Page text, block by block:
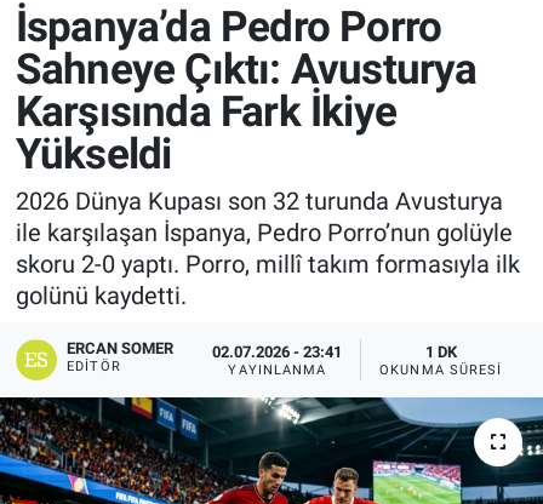
İspanya’da Pedro Porro
Sahneye Çıktı: Avusturya
Karşısında Fark İkiye
Yükseldi
2026 Dünya Kupası son 32 turunda Avusturya
ile karşılaşan İspanya, Pedro Porro’nun golüyle
skoru 2-0 yaptı. Porro, millî takım formasıyla ilk
golünü kaydetti.
ERCAN SOMER
EDITÖR
02.07.2026 - 23:41
YAYINLANMA
1 DK
OKUNMA SÜRESI